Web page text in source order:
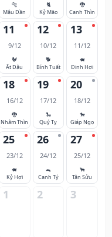
🐅
Mậu Dần
🐈
Kỷ Mão
🐉
Canh Thìn
11
9/12
🐓
Ất Dậu
12
10/12
🐕
Bính Tuất
13
11/12
🐖
Đinh Hợi
18
16/12
🐉
Nhâm Thìn
19
17/12
🐍
Quý Tỵ
20
18/12
🐎
Giáp Ngọ
25
23/12
🐖
Kỷ Hợi
26
24/12
🐀
Canh Tý
27
25/12
🐂
Tân Sửu
1 2 3